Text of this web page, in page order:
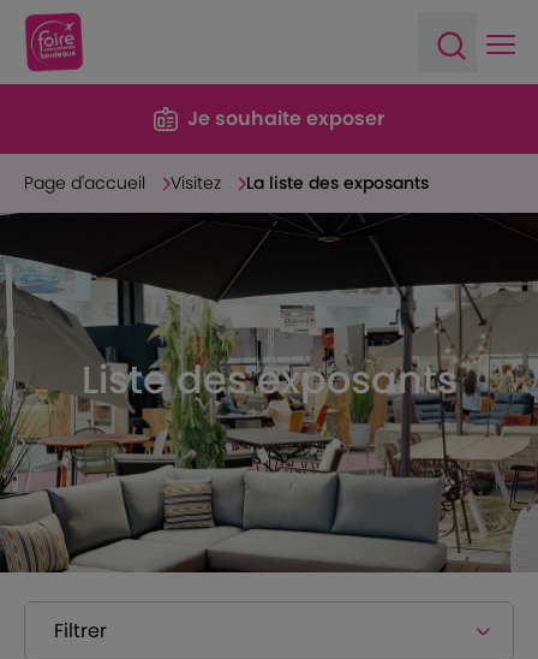
Je souhaite exposer
Page d'accueil Visitez La liste des exposants
Liste des exposants
Filtrer